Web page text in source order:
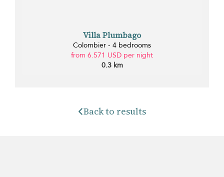
Villa Plumbago
Colombier - 4 bedrooms
from 6.571 USD per night
0.3 km
Back to results